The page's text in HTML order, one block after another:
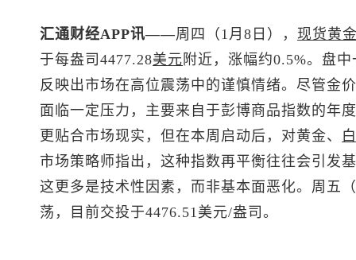
汇通财经APP讯——周四（1月8日）， 现货黄
于每盎司4477.28美元 附近，涨幅约0.5%。盘
反映出市场在高位震荡中的谨慎情绪。尽管金
面临一定压力，主要来自于彭博商品指数的年
更贴合市场现实，但在本周启动后，对黄金、
市场策略师指出，这种指数再平衡往往会引发
这更多是技术性因素，而非基本面恶化。周五
荡，目前交投于4476.51美元/盎司。